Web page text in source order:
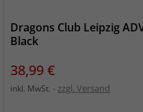
Dragons Club Leipzig
Black
Preis
38,99 €
inkl. MwSt. zzgl. Versand